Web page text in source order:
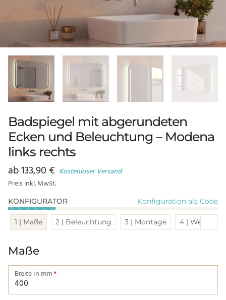
Badspiegel mit abgerundeten
Ecken und Beleuchtung – Modena
links rechts
ab133,90 € Kostenloser Versand
Preis inkl. MwSt.
KONFIGURATOR Konfiguration als Code
1 | Maße 2 | Beleuchtung 3 | Montage 4 | Weitere
Maße
Breite in mm*